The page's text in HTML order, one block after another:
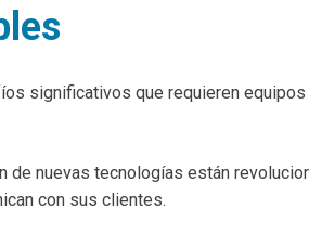
significativos que requieren
de nuevas tecnologías están
con sus clientes.